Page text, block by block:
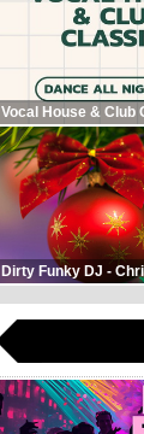
Vocal House & Club
Dirty Funky DJ -